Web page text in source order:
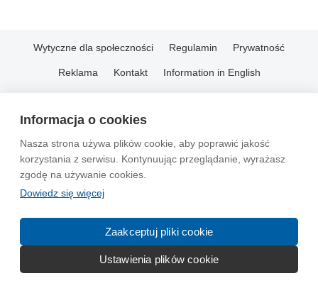
Informacja o cookies
Nasza strona używa plików cookie, aby poprawić jakość
korzystania z serwisu. Kontynuując przeglądanie, wyrażasz
zgodę na używanie cookies.
Dowiedz się więcej
Zaakceptuj pliki cookie
Ustawienia plików cookie
Wytyczne dla społeczności Regulamin Prywatność
Reklama Kontakt Information in English